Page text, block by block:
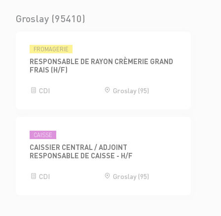
Groslay (95410)
FROMAGERIE
RESPONSABLE DE RAYON CRÈMERIE GRAND
FRAIS (H/F)
CDI Groslay (95)
CAISSE
CAISSIER CENTRAL / ADJOINT
RESPONSABLE DE CAISSE - H/F
CDI Groslay (95)